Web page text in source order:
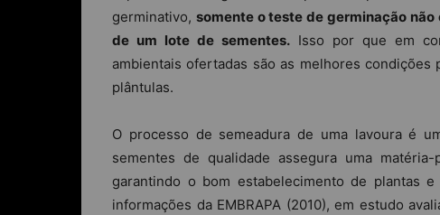
germinativo, somente o teste de germinação
de um lote de sementes. Isso por que em
ambientais ofertadas são as melhores
plântulas.
O processo de semeadura de uma lavoura é
sementes de qualidade assegura uma
garantindo o bom estabelecimento de plantas
informações da EMBRAPA (2010), em estudo